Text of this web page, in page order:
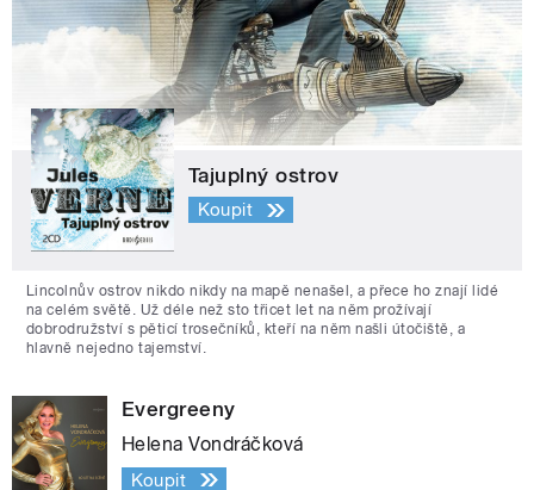
Tajuplný ostrov
Koupit
Lincolnův ostrov nikdo nikdy na mapě nenašel, a přece ho znají lidé
na celém světě. Už déle než sto třicet let na něm prožívají
dobrodružství s pěticí trosečníků, kteří na něm našli útočiště, a
hlavně nejedno tajemství.
Evergreeny
Helena Vondráčková
Koupit